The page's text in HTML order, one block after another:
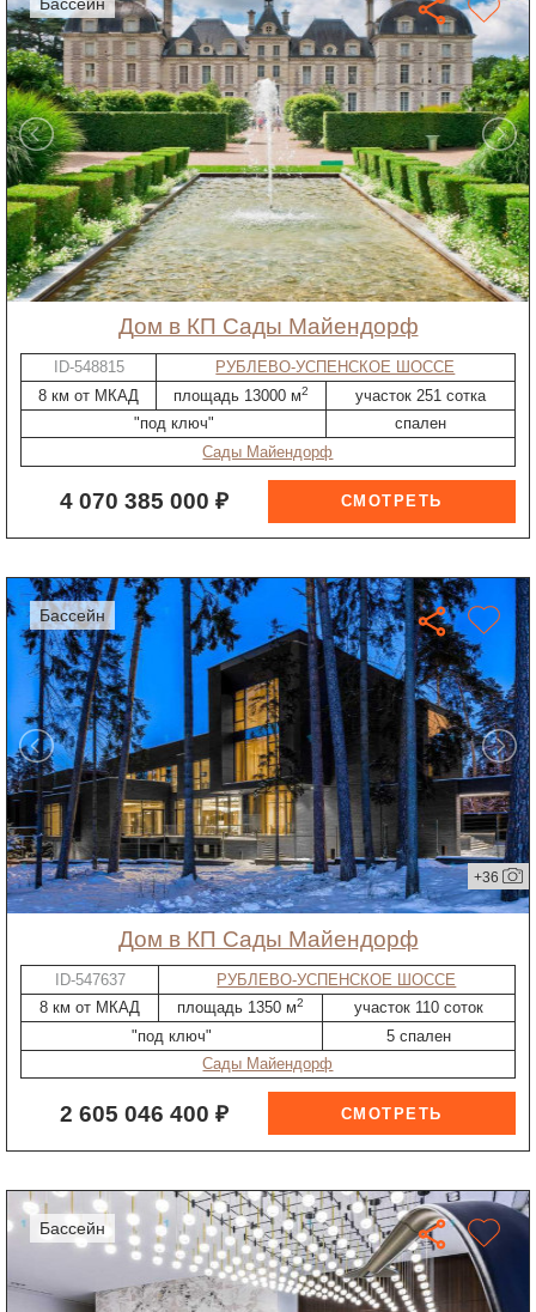
дом в КП Сады Майендорф
ID-548815
РУБЛЕВО-УСПЕНСКОЕ ШОССЕ
8 км от МКАД
площадь 13000 м2
участок 251 сотка
"под ключ"
спален
Сады Майендорф
4 070 385 000 ₽
бассейн
+36
дом в КП Сады Майендорф
ID-547637
РУБЛЕВО-УСПЕНСКОЕ ШОССЕ
8 км от МКАД
площадь 1350 м2
участок 110 соток
"под ключ"
5 спален
Сады Майендорф
2 605 046 400 ₽
бассейн